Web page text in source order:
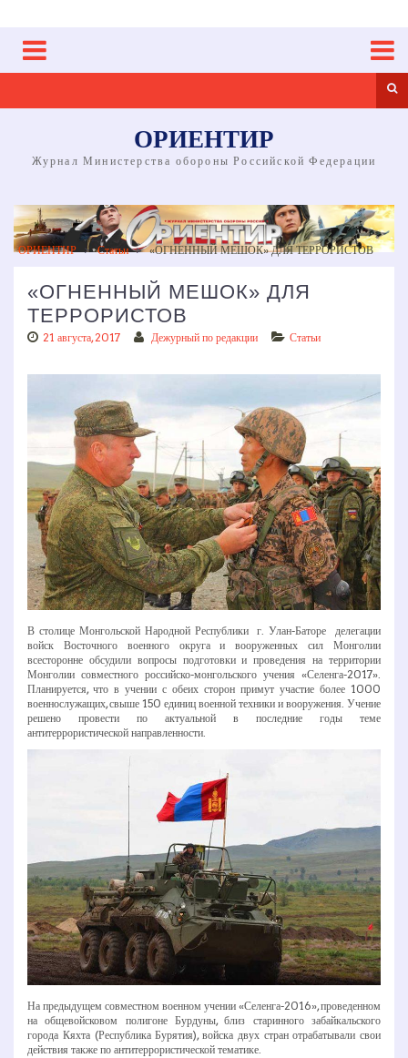
to
content
ОРИЕНТИР
Журнал Министерства обороны Российской Федерации
ОРИЕНТИР > Статьи > «ОГНЕННЫЙ МЕШОК» ДЛЯ ТЕРРОРИСТОВ
«ОГНЕННЫЙ МЕШОК» ДЛЯ
ТЕРРОРИСТОВ
21 августа, 2017 Дежурный по редакции Статьи
В столице Монгольской Народной Республики ­ г. Улан-­Баторе ­ делегации
войск Восточного военного округа и вооруженных сил Монголии
всесторонне обсудили вопросы подготовки и проведения на территории
Монголии совместного российско-­монгольского учения «Селенга-­2017».
Планируется, что в учении с обеих сторон примут участие более 1000
военнослужащих, свыше 150 единиц военной техники и вооружения. Учение
решено провести по актуальной в последние годы теме
антитеррористической направленности.
На предыдущем совместном военном учении «Селенга-­2016», проведенном
на общевойсковом полигоне Бурдуны, близ старинного забайкальского
города Кяхта (Республика Бурятия), войска двух стран отрабатывали свои
действия также по антитеррористической тематике.